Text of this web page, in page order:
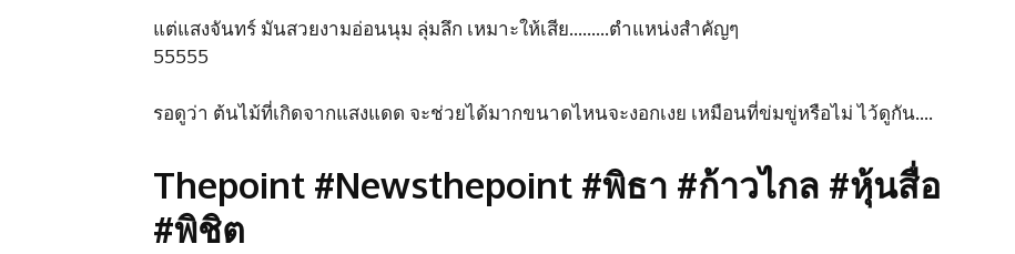
แต่แสงจันทร์ มันสวยงามอ่อนนุม ลุ่มลึก เหมาะให้เสีย………ตำแหน่งสำคัญๆ
55555
รอดูว่า ต้นไม้ที่เกิดจากแสงแดด จะช่วยได้มากขนาดไหนจะงอกเงย เหมือนที่ข่มขู่หรือไม่ ไว้ดูกัน….
Thepoint #Newsthepoint #พิธา #ก้าวไกล #หุ้นสื่อ
#พิชิต